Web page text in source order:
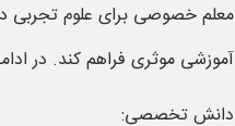
معلم خصوصی برای علوم تجربی
آموزشی موثری فراهم کند. در
دانش تخصصی: